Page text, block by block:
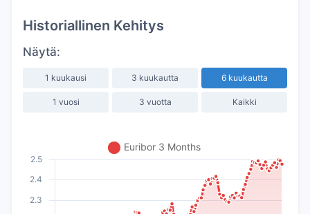
Historiallinen Kehitys
Näytä:
1 kuukausi 3 kuukautta 6 kuukautta
1 vuosi 3 vuotta Kaikki